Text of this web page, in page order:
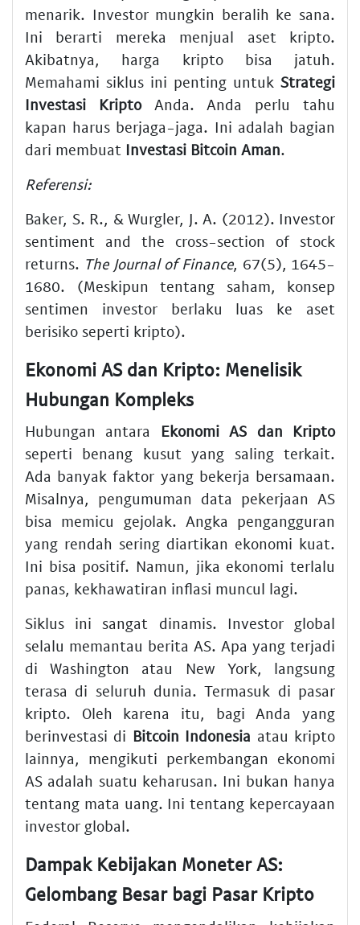
menarik. Investor mungkin beralih ke sana.
Ini berarti mereka menjual aset kripto.
Akibatnya, harga kripto bisa jatuh.
Memahami siklus ini penting untuk Strategi
Investasi KriptoAnda. Anda perlu tahu
kapan harus berjaga-jaga. Ini adalah bagian
dari membuat Investasi Bitcoin Aman.
Referensi:
Baker, S. R., & Wurgler, J. A. (2012). Investor
sentiment and the cross-section of stock
returns. The Journal of Finance, 67(5), 1645-
1680. (Meskipun tentang saham, konsep
sentimen investor berlaku luas ke aset
berisiko seperti kripto).
Ekonomi AS dan Kripto: Menelisik
Hubungan Kompleks
Hubungan antara Ekonomi AS dan Kripto
seperti benang kusut yang saling terkait.
Ada banyak faktor yang bekerja bersamaan.
Misalnya, pengumuman data pekerjaan AS
bisa memicu gejolak. Angka pengangguran
yang rendah sering diartikan ekonomi kuat.
Ini bisa positif. Namun, jika ekonomi terlalu
panas, kekhawatiran inflasi muncul lagi.
Siklus ini sangat dinamis. Investor global
selalu memantau berita AS. Apa yang terjadi
di Washington atau New York, langsung
terasa di seluruh dunia. Termasuk di pasar
kripto. Oleh karena itu, bagi Anda yang
berinvestasi di Bitcoin Indonesia atau kripto
lainnya, mengikuti perkembangan ekonomi
AS adalah suatu keharusan. Ini bukan hanya
tentang mata uang. Ini tentang kepercayaan
investor global.
Dampak Kebijakan Moneter AS:
Gelombang Besar bagi Pasar Kripto